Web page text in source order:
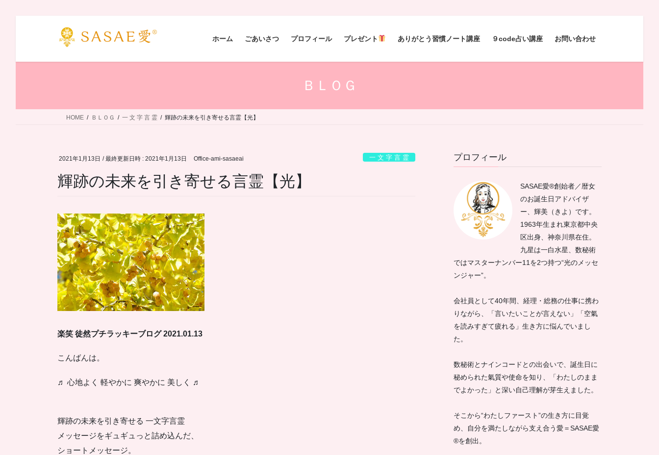
ホーム ごあいさつ プロフィール プレゼント ありがとう習慣ノート講座 ９code占い講座 お問い合わせ
ＢＬＯＧ
HOME ＢＬＯＧ 一 文 字 言 霊 輝跡の未来を引き寄せる言霊【光】
2021年1月13日 / 最終更新日時 : 2021年1月13日 Office-ami-sasaeai 一 文 字 言 霊
輝跡の未来を引き寄せる言霊【光】
楽笑 徒然プチラッキーブログ 2021.01.13
こんばんは。
♬ 心地よく 軽やかに 爽やかに 美しく ♬
輝跡の未来を引き寄せる 一文字言霊
メッセージをギュギュっと詰め込んだ、
ショートメッセージ。
プロフィール
SASAE愛®︎創始者／暦女
のお誕生日アドバイザ
ー、輝美（きよ）です。
1963年生まれ東京都中央
区出身、神奈川県在住。
九星は一白水星、数秘術
ではマスターナンバー11を2つ持つ“光のメッセ
ンジャー”。
会社員として40年間、経理・総務の仕事に携わ
りながら、「言いたいことが言えない」「空氣
を読みすぎて疲れる」生き方に悩んでいまし
た。
数秘術とナインコードとの出会いで、誕生日に
秘められた氣質や使命を知り、「わたしのまま
でよかった」と深い自己理解が芽生えました。
そこから“わたしファースト”の生き方に目覚
め、自分を満たしながら支え合う愛＝SASAE愛
®︎を創出。